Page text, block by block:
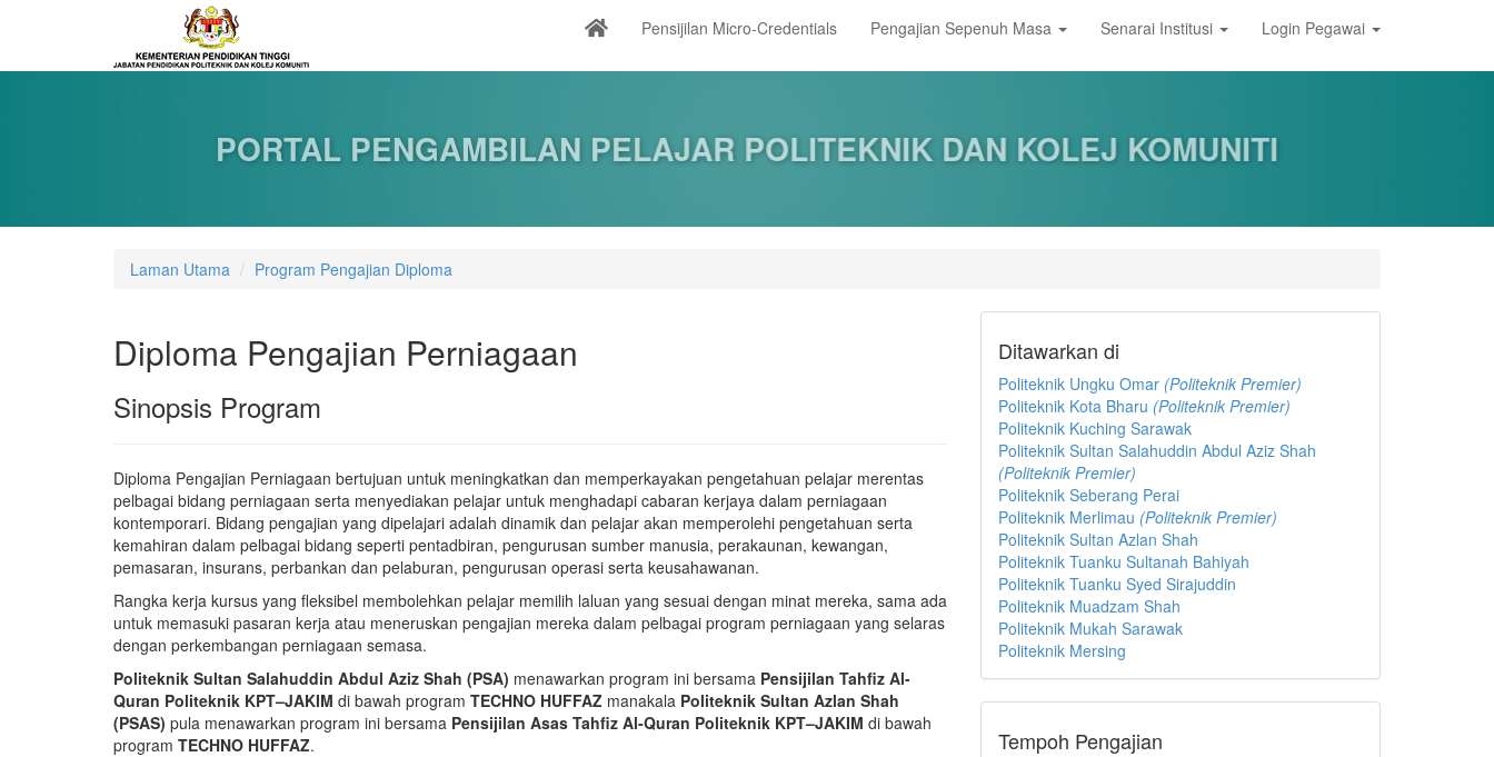
Pensijilan Micro-Credentials Pengajian Sepenuh Masa Senarai Institusi Login Pegawai
PORTAL PENGAMBILAN PELAJAR POLITEKNIK DAN KOLEJ KOMUNITI
Laman Utama Program Pengajian Diploma
Diploma Pengajian Perniagaan
Sinopsis Program
Diploma Pengajian Perniagaan bertujuan untuk meningkatkan dan memperkayakan pengetahuan pelajar merentas
pelbagai bidang perniagaan serta menyediakan pelajar untuk menghadapi cabaran kerjaya dalam perniagaan
kontemporari. Bidang pengajian yang dipelajari adalah dinamik dan pelajar akan memperolehi pengetahuan serta
kemahiran dalam pelbagai bidang seperti pentadbiran, pengurusan sumber manusia, perakaunan, kewangan,
pemasaran, insurans, perbankan dan pelaburan, pengurusan operasi serta keusahawanan.
Rangka kerja kursus yang fleksibel membolehkan pelajar memilih laluan yang sesuai dengan minat mereka, sama ada
untuk memasuki pasaran kerja atau meneruskan pengajian mereka dalam pelbagai program perniagaan yang selaras
dengan perkembangan perniagaan semasa.
Politeknik Sultan Salahuddin Abdul Aziz Shah (PSA) menawarkan program ini bersama Pensijilan Tahfiz Al-
Quran Politeknik KPT–JAKIM di bawah program TECHNO HUFFAZ manakala Politeknik Sultan Azlan Shah
(PSAS) pula menawarkan program ini bersama Pensijilan Asas Tahfiz Al-Quran Politeknik KPT–JAKIM di bawah
program TECHNO HUFFAZ.
Ditawarkan di
Politeknik Ungku Omar (Politeknik Premier)
Politeknik Kota Bharu (Politeknik Premier)
Politeknik Kuching Sarawak
Politeknik Sultan Salahuddin Abdul Aziz Shah
(Politeknik Premier)
Politeknik Seberang Perai
Politeknik Merlimau (Politeknik Premier)
Politeknik Sultan Azlan Shah
Politeknik Tuanku Sultanah Bahiyah
Politeknik Tuanku Syed Sirajuddin
Politeknik Muadzam Shah
Politeknik Mukah Sarawak
Politeknik Mersing
Tempoh Pengajian